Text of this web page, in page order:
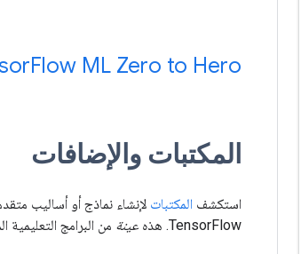
Flow ML Zero to Hero
المكتبات والإضافات
استكشف المكتبات
TensorFlow. هذه
عينة من البرامج التعليمية